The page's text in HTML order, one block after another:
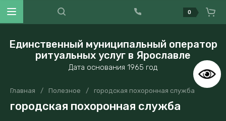
Единственный муниципальный оператор
ритуальных услуг в Ярославле
Дата основания 1965 год
0
Главная / Полезное / городская похоронная служба
городская похоронная служба